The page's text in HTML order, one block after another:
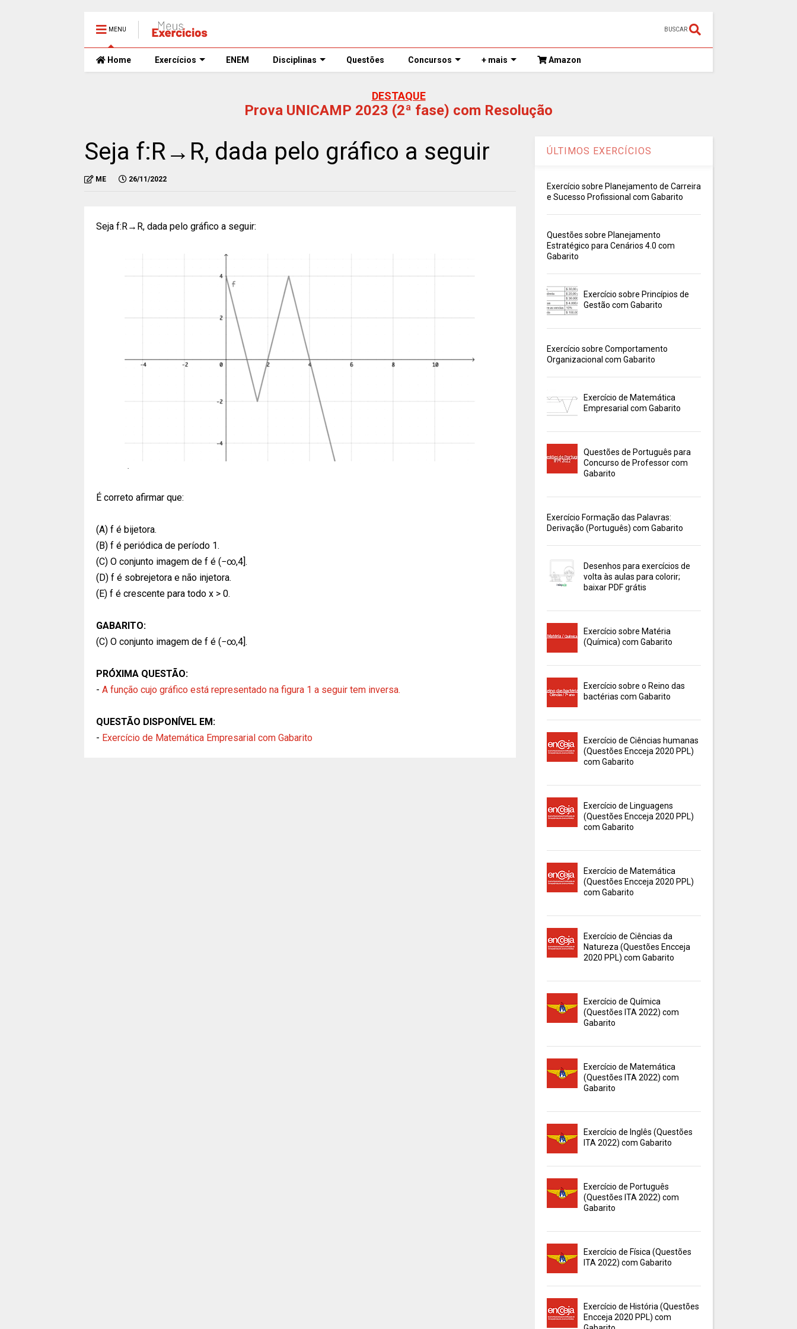
MENU BUSCAR
Home Exercícios ENEM Disciplinas Questões Concursos + mais Amazon
DESTAQUE
Prova UNICAMP 2023 (2ª fase) com Resolução
Seja f:R→R, dada pelo gráfico a seguir
ME 26/11/2022
Seja f:R→R, dada pelo gráfico a seguir:
É correto afirmar que:
(A) f é bijetora.
(B) f é periódica de período 1.
(C) O conjunto imagem de f é (−∞,4].
(D) f é sobrejetora e não injetora.
(E) f é crescente para todo x > 0.
GABARITO:
(C) O conjunto imagem de f é (−∞,4].
PRÓXIMA QUESTÃO:
- A função cujo gráfico está representado na figura 1 a seguir tem inversa.
QUESTÃO DISPONÍVEL EM:
- Exercício de Matemática Empresarial com Gabarito
ÚLTIMOS EXERCÍCIOS
Exercício sobre Planejamento de Carreira
e Sucesso Profissional com Gabarito
Questões sobre Planejamento
Estratégico para Cenários 4.0 com
Gabarito
Exercício sobre Princípios de
Gestão com Gabarito
Exercício sobre Comportamento
Organizacional com Gabarito
Exercício de Matemática
Empresarial com Gabarito
Questões de Português para
Concurso de Professor com
Gabarito
Exercício Formação das Palavras:
Derivação (Português) com Gabarito
Desenhos para exercícios de
volta às aulas para colorir;
baixar PDF grátis
Exercício sobre Matéria
(Química) com Gabarito
Exercício sobre o Reino das
bactérias com Gabarito
Exercício de Ciências humanas
(Questões Encceja 2020 PPL)
com Gabarito
Exercício de Linguagens
(Questões Encceja 2020 PPL)
com Gabarito
Exercício de Matemática
(Questões Encceja 2020 PPL)
com Gabarito
Exercício de Ciências da
Natureza (Questões Encceja
2020 PPL) com Gabarito
Exercício de Química
(Questões ITA 2022) com
Gabarito
Exercício de Matemática
(Questões ITA 2022) com
Gabarito
Exercício de Inglês (Questões
ITA 2022) com Gabarito
Exercício de Português
(Questões ITA 2022) com
Gabarito
Exercício de Física (Questões
ITA 2022) com Gabarito
Exercício de História (Questões
Encceja 2020 PPL) com